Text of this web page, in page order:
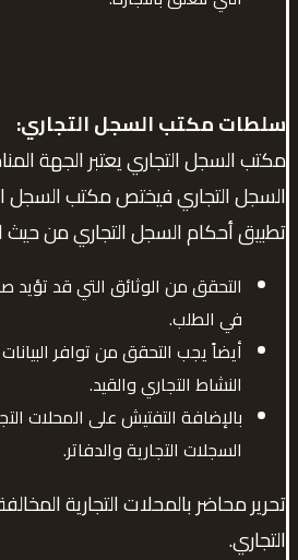
سلطات مكتب السجل التجاري:
مكتب السجل التجاري يعتبر الجهة
السجل التجاري فيختص مكتب السجل
تطبيق أحكام السجل التجاري من حيث
التحقق من الوثائق التي قد تؤيد
في الطلب.
أيضاً يجب التحقق من توافر
النشاط التجاري والقيد.
بالإضافة التفتيش على المحلات
السجلات التجارية والدفاتر.
تحرير محاضر بالمحلات التجارية
التجاري.